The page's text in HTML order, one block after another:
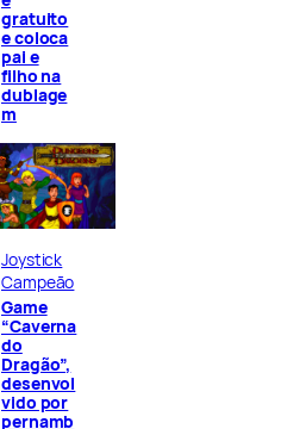
gratuito
e coloca
pai e
filho na
dublage
m
Joystick
Campeão
Game
“Caverna
do
Dragão”,
desenvol
vido por
pernamb